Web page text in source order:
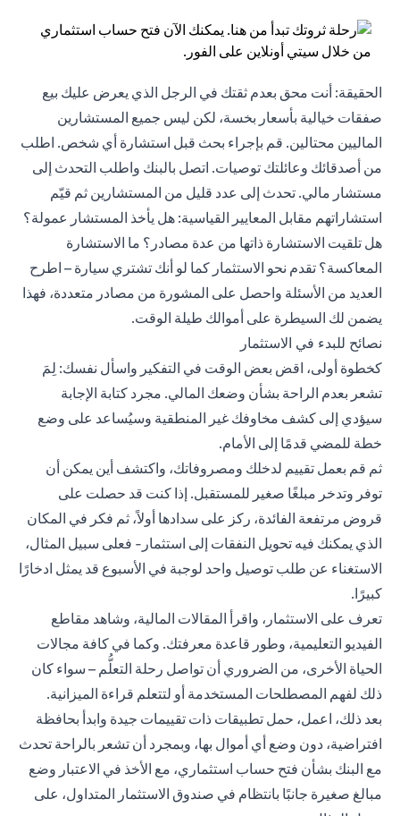
الحقيقة: أنت محق بعدم ثقتك في الرجل الذي يعرض عليك بيع
صفقات خيالية بأسعار بخسة، لكن ليس جميع المستشارين
الماليين محتالين. قم بإجراء بحث قبل استشارة أي شخص. اطلب
من أصدقائك وعائلتك توصيات. اتصل بالبنك واطلب التحدث إلى
مستشار مالي. تحدث إلى عدد قليل من المستشارين ثم قيّم
استشاراتهم مقابل المعايير القياسية: هل يأخذ المستشار عمولة؟
هل تلقيت الاستشارة ذاتها من عدة مصادر؟ ما الاستشارة
المعاكسة؟ تقدم نحو الاستثمار كما لو أنك تشتري سيارة – اطرح
العديد من الأسئلة واحصل على المشورة من مصادر متعددة، فهذا
يضمن لك السيطرة على أموالك طيلة الوقت.
نصائح للبدء في الاستثمار
كخطوة أولى، اقض بعض الوقت في التفكير واسأل نفسك: لِمَ
تشعر بعدم الراحة بشأن وضعك المالي. مجرد كتابة الإجابة
سيؤدي إلى كشف مخاوفك غير المنطقية وسيُساعد على وضع
خطة للمضي قدمًا إلى الأمام.
ثم قم بعمل تقييم لدخلك ومصروفاتك، واكتشف أين يمكن أن
توفر وتدخر مبلغًا صغير للمستقبل. إذا كنت قد حصلت على
قروض مرتفعة الفائدة، ركز على سدادها أولاً، ثم فكر في المكان
الذي يمكنك فيه تحويل النفقات إلى استثمار- فعلى سبيل المثال،
الاستغناء عن طلب توصيل واحد لوجبة في الأسبوع قد يمثل ادخارًا
كبيرًا.
تعرف على الاستثمار، واقرأ المقالات المالية، وشاهد مقاطع
الفيديو التعليمية، وطور قاعدة معرفتك. وكما في كافة مجالات
الحياة الأخرى، من الضروري أن تواصل رحلة التعلُّم – سواء كان
ذلك لفهم المصطلحات المستخدمة أو لتتعلم قراءة الميزانية.
بعد ذلك، اعمل، حمل تطبيقات ذات تقييمات جيدة وابدأ بحافظة
افتراضية، دون وضع أي أموال بها، وبمجرد أن تشعر بالراحة تحدث
مع البنك بشأن فتح حساب استثماري، مع الأخذ في الاعتبار وضع
مبالغ صغيرة جانبًا بانتظام في صندوق الاستثمار المتداول، على